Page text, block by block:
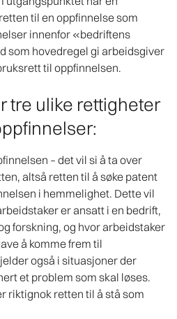
til en oppfinnelse som
innenfor «bedriftens
som hovedregel gi arbeidsgiver
til oppfinnelsen.
tre ulike rettigheter
– det vil si å ta over
altså retten til å søke patent
i hemmelighet. Dette vil
er ansatt i en bedrift,
forskning, og hvor arbeidstaker
å komme frem til
også i situasjoner der
et problem som skal løses.
riktignok retten til å stå som